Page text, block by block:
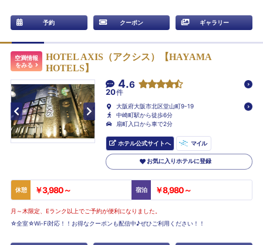
予約 クーポン ギャラリー
空満情報
をみる
HOTEL AXIS（アクシス）【HAYAMA
HOTELS】
4.6
20件
大阪府大阪市北区堂山町9-19
中崎町駅から徒歩6分
扇町入口から車で2分
ホテル公式サイトへ マイル
お気に入りホテルに登録
休憩 ￥3,980～ 宿泊 ￥8,980～
月～木限定、Eランク以上でご予約が便利になりました。
☆全室☆Wi-Fi対応！！お得なクーポンも配信中♪ぜひご利用ください！！